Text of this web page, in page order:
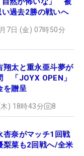
い過去2勝の戦いへ
7日 (金) 07時50分
翔太と重永亜斗夢が
「JOYX OPEN」
を贈呈
) 18時43分 8
杏奈がマッチ1回戦
菜も2回戦へ/全米